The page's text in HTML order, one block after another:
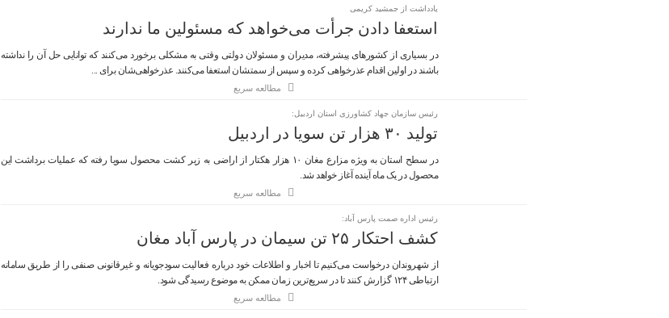
یادداشت از جمشید کریمی
استعفا دادن جرأت می‌خواهد که مسئولین ما ندارند
در بسیاری از کشورهای پیشرفته، مدیران و مسئولان دولتی وقتی به مشکلی برخورد می‌کنند که توانایی حل آن را نداشته
باشند در اولین اقدام عذرخواهی کرده و سپس از سمتشان استعفا می‌کنند. عذرخواهی‌شان برای ...
مطالعه سریع
رئیس سازمان جهاد کشاورزی استان اردبیل:
تولید ۳۰ هزار تن سویا در اردبیل
در سطح استان به ویژه مزارع مغان ۱۰ هزار هکتار از اراضی به زیر کشت محصول سویا رفته که عملیات برداشت این
محصول در یک ماه آینده آغاز خواهد شد.
مطالعه سریع
رئیس اداره صمت پارس آباد:
کشف احتکار ۲۵ تن سیمان در پارس آباد مغان
از شهروندان درخواست می‌کنیم تا اخبار و اطلاعات خود درباره فعالیت سودجویانه و غیرقانونی صنفی را از طریق سامانه
ارتباطی ۱۲۴ گزارش کنند تا در سریع‌ترین زمان ممکن به موضوع رسیدگی شود.
مطالعه سریع